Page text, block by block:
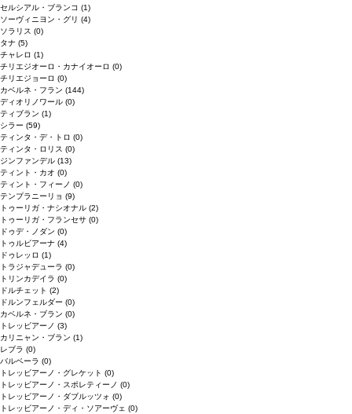
セルシアル・ブランコ (1)
ソーヴィニヨン・グリ (4)
ソラリス (0)
タナ (5)
チャレロ (1)
チリエジオーロ・カナイオーロ (0)
チリエジョーロ (0)
カベルネ・フラン (144)
ディオリノワール (0)
ティブラン (1)
シラー (59)
ティンタ・デ・トロ (0)
ティンタ・ロリス (0)
ジンファンデル (13)
ティント・カオ (0)
ティント・フィーノ (0)
テンプラニーリョ (9)
トゥーリガ・ナシオナル (2)
トゥーリガ・フランセサ (0)
ドゥデ・ノダン (0)
トゥルビアーナ (4)
ドゥレッロ (1)
トラジャデューラ (0)
トリンカデイラ (0)
ドルチェット (2)
ドルンフェルダー (0)
カベルネ・ブラン (0)
トレッビアーノ (3)
カリニャン・ブラン (1)
レブラ (0)
バルベーラ (0)
トレッビアーノ・グレケット (0)
トレッビアーノ・スポレティーノ (0)
トレッビアーノ・ダブルッツォ (0)
トレッビアーノ・ディ・ソアーヴェ (0)